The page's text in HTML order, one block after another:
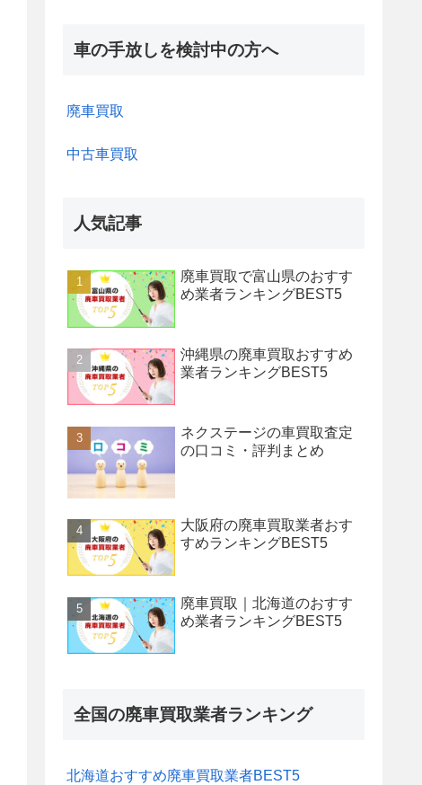
車の手放しを検討中の方へ
廃車買取
中古車買取
人気記事
廃車買取で富山県のおすす
め業者ランキングBEST5
沖縄県の廃車買取おすすめ
業者ランキングBEST5
ネクステージの車買取査定
の口コミ・評判まとめ
大阪府の廃車買取業者おす
すめランキングBEST5
廃車買取｜北海道のおすす
め業者ランキングBEST5
全国の廃車買取業者ランキング
北海道おすすめ廃車買取業者BEST5